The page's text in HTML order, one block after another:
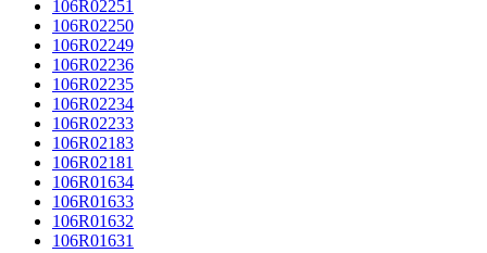
106R02251
106R02250
106R02249
106R02236
106R02235
106R02234
106R02233
106R02183
106R02181
106R01634
106R01633
106R01632
106R01631